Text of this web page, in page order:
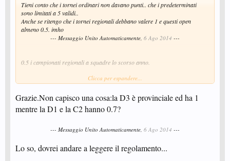
Tieni conto che i tornei ordinari non davano punti.. che i predeterminati
sono limitati a 5 validi..
Anche se ritengo che i tornei regionali debbano valere 1 e questi open
almeno 0.5. imho
--- Messaggio Unito Automaticamente, 6 Ago 2014 ---
0.5 i campionati regionali a squadre lo scorso anno.
Campionati provinciali? Dici l' individuale? Non ricordo. Ricordo che il
Da domani il Campionato Provinciale Individuale da lo 0.2 . E' un
coefficiente nuovo (in neretto sul reg.)
Clicca per espandere...
Grazie.Non capisco una cosa:la D3 è provinciale ed ha 1
mentre la D1 e la C2 hanno 0.7?
--- Messaggio Unito Automaticamente, 6 Ago 2014 ---
Lo so, dovrei andare a leggere il regolamento...